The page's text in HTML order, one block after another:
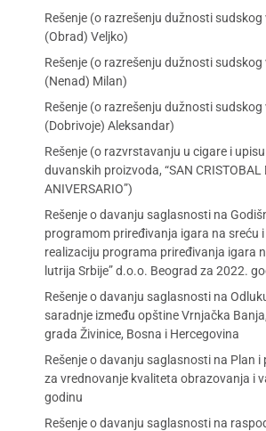
Rešenje (o razrešenju dužnosti
(Obrad) Veljko)
Rešenje (o razrešenju dužnosti
(Nenad) Milan)
Rešenje (o razrešenju dužnosti
(Dobrivoje) Aleksandar)
Rešenje (o razvrstavanju u cigare i
duvanskih proizvoda, “SAN CRISTOBAL
ANIVERSARIO”)
Rešenje o davanju saglasnosti na
programom priređivanja igara na sreću
realizaciju programa priređivanja igara
lutrija Srbije” d.o.o. Beograd za 2022.
Rešenje o davanju saglasnosti na
saradnje između opštine Vrnjačka
grada Živinice, Bosna i Hercegovina
Rešenje o davanju saglasnosti na Plan
za vrednovanje kvaliteta obrazovanja i
godinu
Rešenje o davanju saglasnosti na